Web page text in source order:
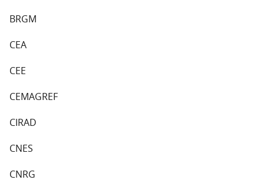
BRGM
CEA
CEE
CEMAGREF
CIRAD
CNES
CNRG